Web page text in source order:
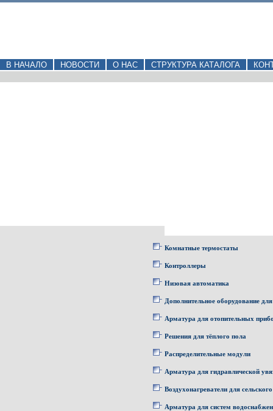
В НАЧАЛО НОВОСТИ О НАС СТРУКТУРА КАТАЛОГА
Комнатные термостаты
Контроллеры
Низовая автоматика
Дополнительное оборудование
Арматура для отопительных
Решения для тёплого пола
Распределительные модули
Арматура для гидравлической
Воздухонагреватели для
Арматура для систем